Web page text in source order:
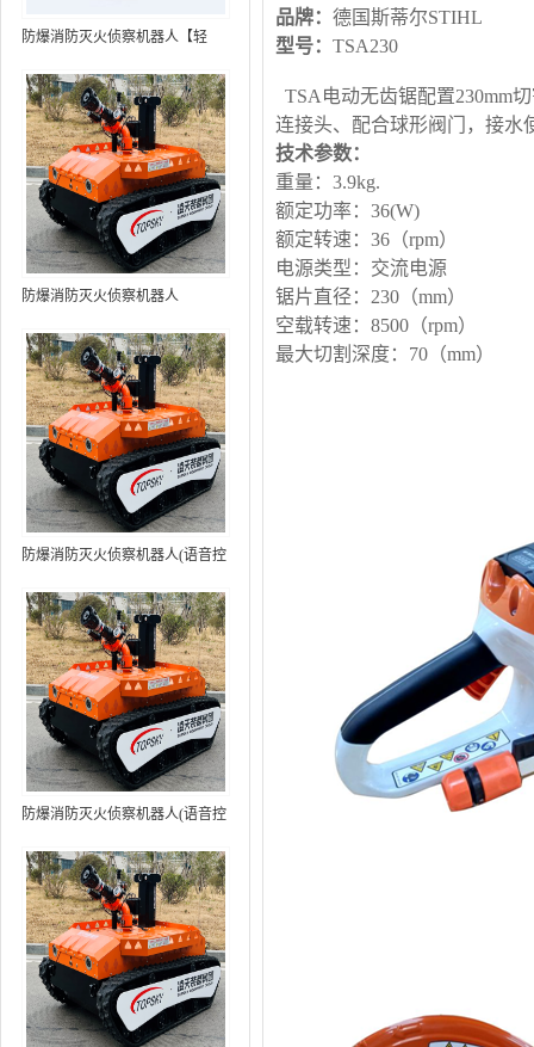
防爆消防灭火侦察机器人【轻
装置+语音控制+跟随功能+5G控
制+水炮跟踪火焰+自主导航）
防爆消防灭火侦察机器人
防爆消防灭火侦察机器人(语音控
MC80BD（第6代）
防爆消防灭火侦察机器人(语音控
RXR-MC80BD（第7代）
品牌： 德国斯蒂尔STIHL
型号： TSA230
TSA电动无齿锯配置230mm
连接头、配合球形阀门，接水
技术参数：
重量：3.9kg.
额定功率：36(W)
额定转速：36（rpm）
电源类型：交流电源
锯片直径：230（mm）
空载转速：8500（rpm）
最大切割深度：70（mm）